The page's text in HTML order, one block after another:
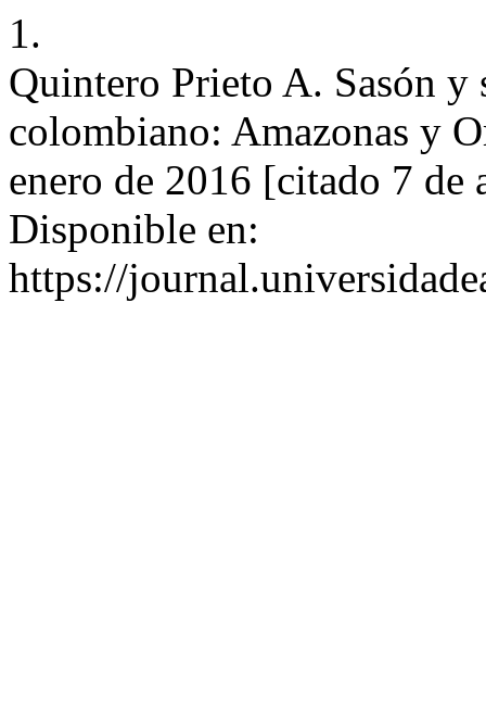
1.
Quintero Prieto A. Sasón y
colombiano: Amazonas y
enero de 2016 [citado 7
Disponible en:
https://